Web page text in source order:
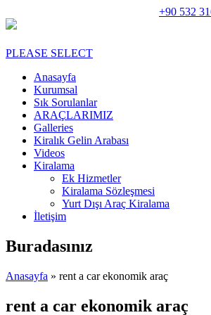
+90 532
PLEASE SELECT
Anasayfa
Kurumsal
Sık Sorulanlar
ARAÇLARIMIZ
Galleries
Kiralık Gelin Arabası
Videos
Kiralama
Ek Hizmetler
Kiralama Sözleşmesi
Yurt Dışı Araç Kiralama
İletişim
Buradasınız
Anasayfa » rent a car ekonomik araç
rent a car ekonomik araç